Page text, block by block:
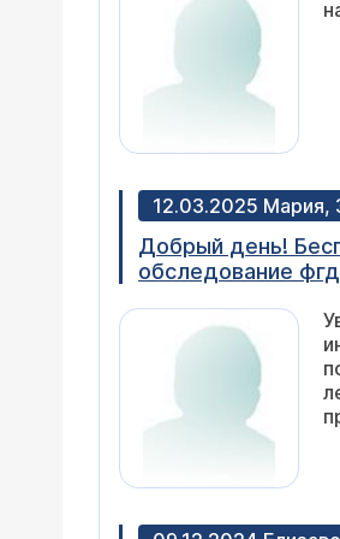
12.03.2025 Мария,
Добрый день!
обследование
Когда пила воду
Чтобы
много, и 2 дня по
боль, слабость,
улучшения
опорожняется,
Как мне сейчас